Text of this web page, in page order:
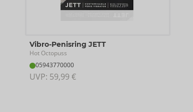
Vibro-Penisring JETT
Hot Octopuss
05943770000
UVP: 59,99 €